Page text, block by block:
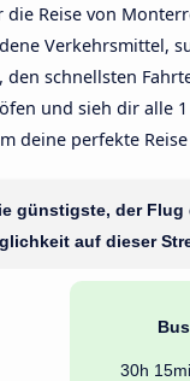
Reise von
Verkehrsmittel,
den schnellsten
und sieh dir alle
deine perfekte
günstigste, der
auf dieser
Bus
30h